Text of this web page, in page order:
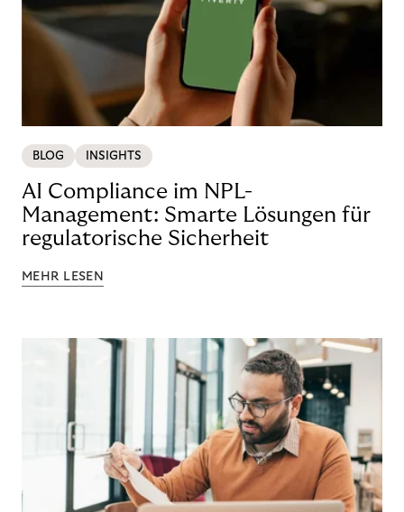
BLOG INSIGHTS
AI Compliance im NPL-
Management: Smarte Lösungen für
regulatorische Sicherheit
MEHR LESEN